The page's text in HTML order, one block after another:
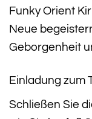
Funky Orient
Neue
Geborgenheit
Einladung zum
Schließen Sie